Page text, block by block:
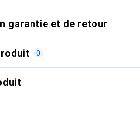
garantie et de retour
0